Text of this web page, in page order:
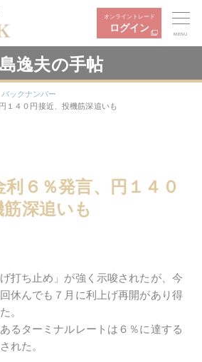
オンライントレード
ログイン
MENU
逸夫の手帖
バックナンバー
１４０円接近、投機筋深追いも
６％発言、円１４０
深追いも
打ち止め」が強く示唆されたが、今
休んでも７月に利上げ再開があり得
。
るターミナルレートは６％に達する
れた。